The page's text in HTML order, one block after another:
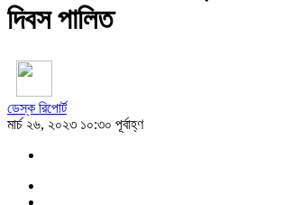
দিবস পালিত
ডেস্ক রিপোর্ট
মার্চ ২৬, ২০২৩ ১০:৩০ পূর্বাহ্ণ